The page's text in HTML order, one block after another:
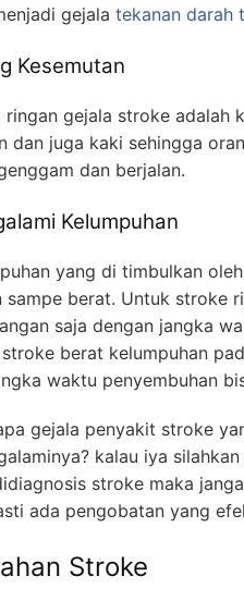
gejala tekanan darah
Kesemutan
ringan gejala stroke adalah
dan juga kaki sehingga
dan berjalan.
Kelumpuhan
yang di timbulkan
sampe berat. Untuk stroke
saja dengan jangka
berat kelumpuhan
waktu penyembuhan
gejala penyakit stroke
kalau iya
stroke maka
ada pengobatan yang
Stroke